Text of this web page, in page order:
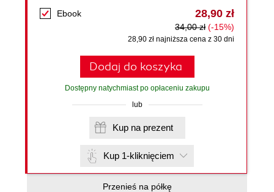
Ebook 28,90 zł
34,00 zł (-15%)
28,90 zł najniższa cena z 30 dni
Dodaj do koszyka
Dostępny natychmiast po opłaceniu zakupu
lub
Kup na prezent
Kup 1-kliknięciem
Przenieś na półkę